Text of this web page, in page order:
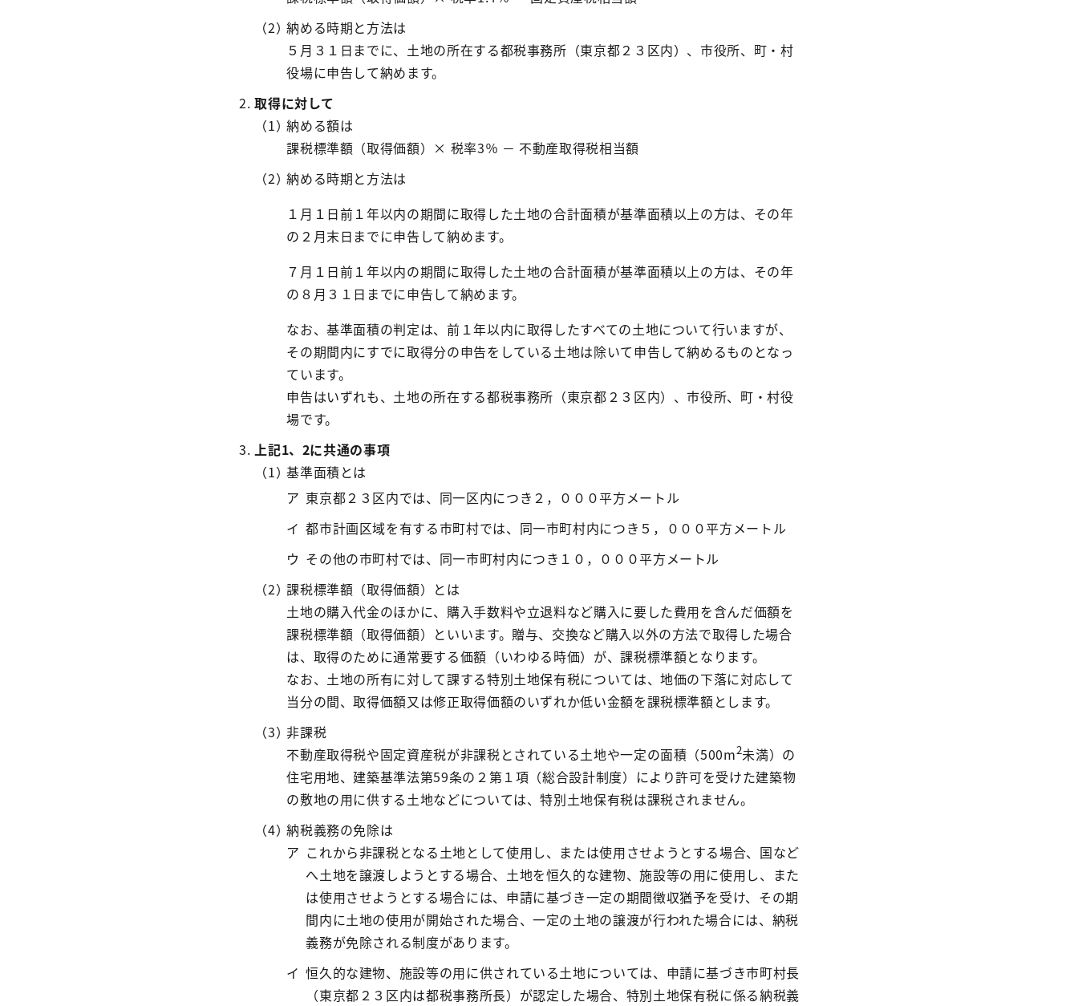
納める時期と方法は
５月３１日までに、土地の所在する都税事務所（東京都２３区内）、市役所、町・村
役場に申告して納めます。
取得に対して
納める額は
課税標準額（取得価額）× 税率3％ － 不動産取得税相当額
納める時期と方法は
１月１日前１年以内の期間に取得した土地の合計面積が基準面積以上の方は、その年
の２月末日までに申告して納めます。
７月１日前１年以内の期間に取得した土地の合計面積が基準面積以上の方は、その年
の８月３１日までに申告して納めます。
なお、基準面積の判定は、前１年以内に取得したすべての土地について行いますが、
その期間内にすでに取得分の申告をしている土地は除いて申告して納めるものとなっ
ています。
申告はいずれも、土地の所在する都税事務所（東京都２３区内）、市役所、町・村役
場です。
上記1、2に共通の事項
基準面積とは
東京都２３区内では、同一区内につき２，０００平方メートル
都市計画区域を有する市町村では、同一市町村内につき５，０００平方メートル
その他の市町村では、同一市町村内につき１０，０００平方メートル
課税標準額（取得価額）とは
土地の購入代金のほかに、購入手数料や立退料など購入に要した費用を含んだ価額を
課税標準額（取得価額）といいます。贈与、交換など購入以外の方法で取得した場合
は、取得のために通常要する価額（いわゆる時価）が、課税標準額となります。
なお、土地の所有に対して課する特別土地保有税については、地価の下落に対応して
当分の間、取得価額又は修正取得価額のいずれか低い金額を課税標準額とします。
非課税
不動産取得税や固定資産税が非課税とされている土地や一定の面積（500m2未満）の
住宅用地、建築基準法第59条の２第１項（総合設計制度）により許可を受けた建築物
の敷地の用に供する土地などについては、特別土地保有税は課税されません。
納税義務の免除は
これから非課税となる土地として使用し、または使用させようとする場合、国など
へ土地を譲渡しようとする場合、土地を恒久的な建物、施設等の用に使用し、また
は使用させようとする場合には、申請に基づき一定の期間徴収猶予を受け、その期
間内に土地の使用が開始された場合、一定の土地の譲渡が行われた場合には、納税
義務が免除される制度があります。
恒久的な建物、施設等の用に供されている土地については、申請に基づき市町村長
（東京都２３区内は都税事務所長）が認定した場合、特別土地保有税に係る納税義